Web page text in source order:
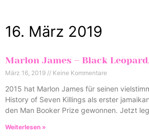
16. März 2019
Marlon James – Black
März 16, 2019 Keine Kommentare
2015 hat Marlon James für seinen
History of Seven Killings als erster
den Man Booker Prize gewonnen. Jetzt
Weiterlesen »